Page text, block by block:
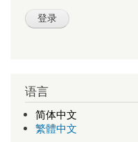
语言
简体中文
繁體中文